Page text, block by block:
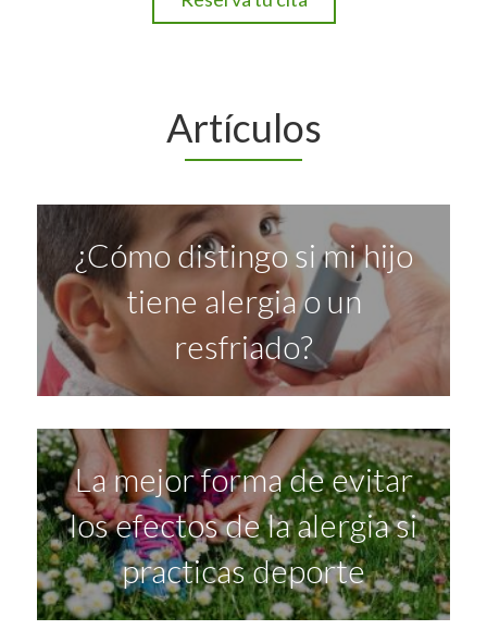
Artículos
¿Cómo distingo si mi hijo
tiene alergia o un
resfriado?
La mejor forma de evitar
los efectos de la alergia si
practicas deporte